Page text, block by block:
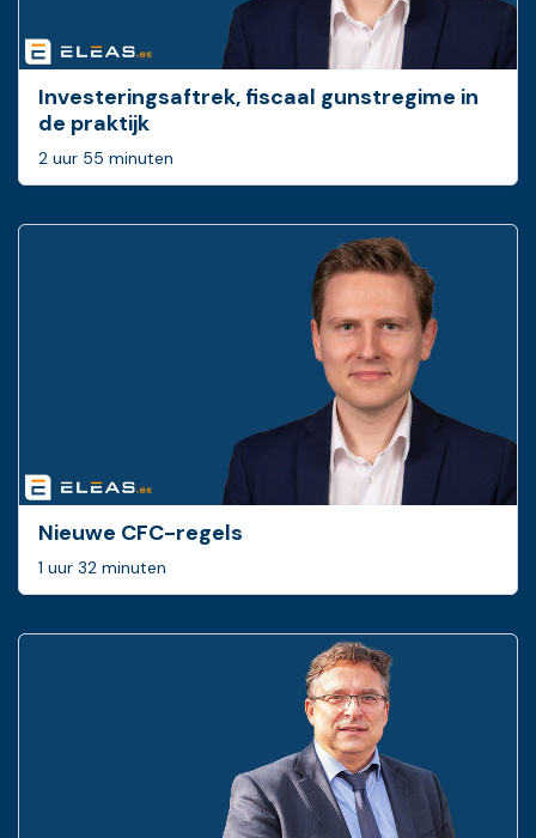
Investeringsaftrek, fiscaal gunstregime in
de praktijk
2 uur 55 minuten
Nieuwe CFC-regels
1 uur 32 minuten